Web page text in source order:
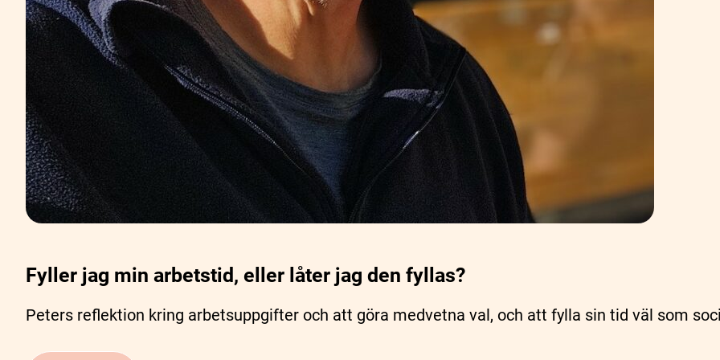
Fyller jag min arbetstid, eller låter jag den fyllas?
Peters reflektion kring arbetsuppgifter och att göra medvetna val, och att fylla sin tid väl som